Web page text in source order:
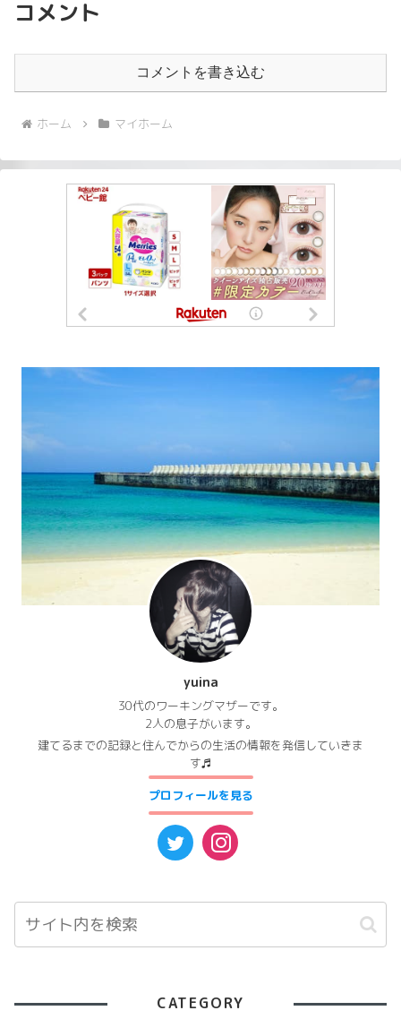
コメント
コメントを書き込む
ホーム マイホーム
yuina
30代のワーキングマザーです。
2人の息子がいます。
建てるまでの記録と住んでからの生活の情報を発信していきま
す♬
プロフィールを見る
CATEGORY